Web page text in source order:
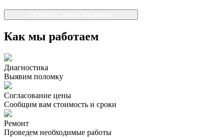
Как мы работаем
Диагностика
Выявим поломку
Согласование цены
Сообщим вам стоимость и сроки
Ремонт
Проведем необходимые работы